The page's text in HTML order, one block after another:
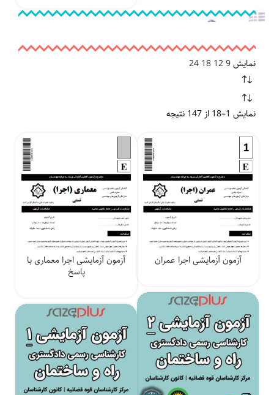
بود. است. اصلی
۱,۴۸۰,۰۰۰ تومان
فعلی
نمایش9
12
18
24
نمایش 1–18 از 147 نتیجه
آزمون آزمایشی اجرا عمران آزمون آزمایشی اجرا معماری با
پاسخ